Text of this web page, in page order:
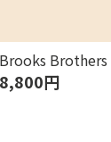
Brooks
8,800円